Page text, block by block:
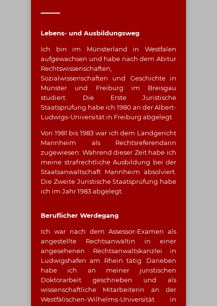
Lebens- und Ausbildungsweg
Ich bin im Münsterland in Westfalen
aufgewachsen und habe nach dem Abitur
Rechtswissenschaften,
Sozialwissenschaften und Geschichte in
Münster und Freiburg im Breisgau
studiert. Die Erste Juristische
Staatsprüfung habe ich 1980 an der Albert-
Ludwigs-Universität in Freiburg abgelegt.
Von 1981 bis 1983 war ich dem Landgericht
Mannheim als Rechtsreferendarin
zugewiesen: Während dieser Zeit habe ich
meine strafrechtliche Ausbildung bei der
Staatsanwaltschaft Mannheim absolviert.
Die Zweite Juristische Staatsprüfung habe
ich im Jahr 1983 abgelegt.
Beruflicher Werdegang
Ich war nach dem Assessor-Examen als
angestellte Rechtsanwältin in einer
angesehenen Rechtsanwaltskanzlei in
Ludwigshafen am Rhein tätig. Daneben
habe ich an meiner juristischen
Doktorarbeit geschrieben und als
wissenschaftliche Mitarbeiterin an der
Westfälischen-Wilhelms-Universität in